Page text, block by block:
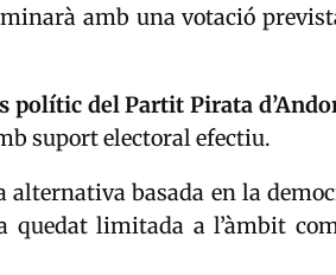
amb una votació
polític del Partit Pirata
suport electoral efectiu.
alternativa basada en la
quedat limitada a l’àmbit